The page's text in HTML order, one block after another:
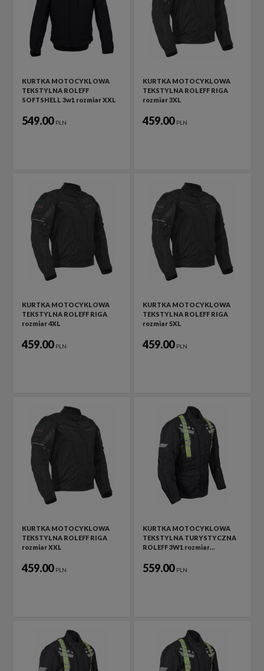
KURTKA MOTOCYKLOWA
TEKSTYLNA ROLEFF
SOFTSHELL 3w1 rozmiar XXL
549.00 PLN
KURTKA MOTOCYKLOWA
TEKSTYLNA ROLEFF RIGA
rozmiar 3XL
459.00 PLN
KURTKA MOTOCYKLOWA
TEKSTYLNA ROLEFF RIGA
rozmiar 4XL
459.00 PLN
KURTKA MOTOCYKLOWA
TEKSTYLNA ROLEFF RIGA
rozmiar 5XL
459.00 PLN
KURTKA MOTOCYKLOWA
TEKSTYLNA ROLEFF RIGA
rozmiar XXL
459.00 PLN
KURTKA MOTOCYKLOWA
TEKSTYLNA TURYSTYCZNA
ROLEFF 3W1 rozmiar…
559.00 PLN